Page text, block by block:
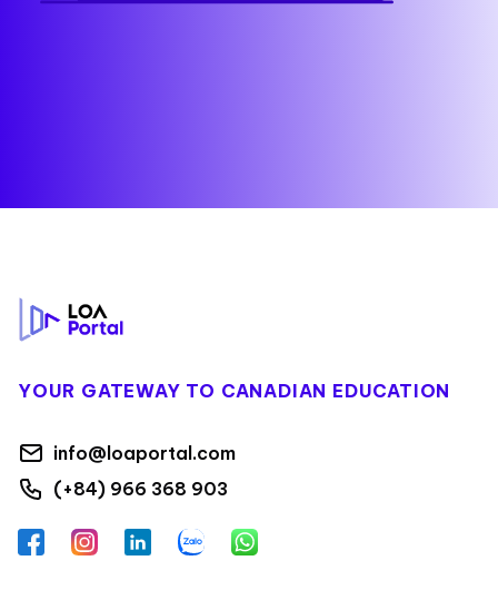
YOUR GATEWAY TO CANADIAN EDUCATION
info@loaportal.com
(+84) 966 368 903
FacebookInstagramLinkedInZalo WhatsApp